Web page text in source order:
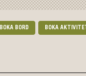
BOKA BORD BOKA